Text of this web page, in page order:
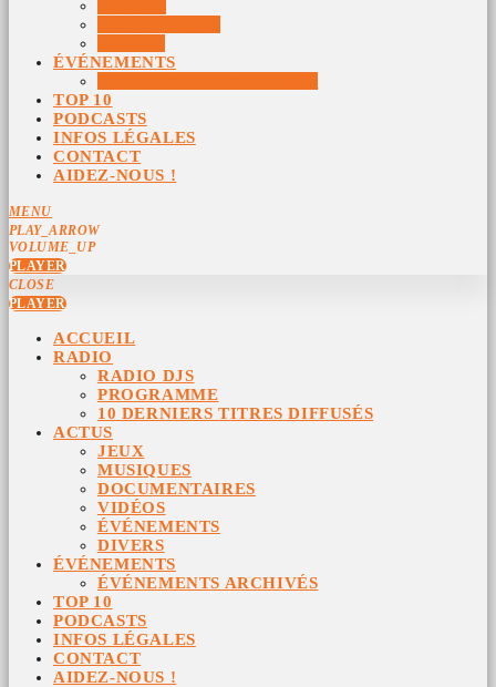
ÉVÉNEMENTS
TOP 10
PODCASTS
INFOS LÉGALES
CONTACT
AIDEZ-NOUS !
MENU
PLAY_ARROW
VOLUME_UP
PLAYER
CLOSE
PLAYER
ACCUEIL
RADIO
RADIO DJS
PROGRAMME
10 DERNIERS TITRES DIFFUSÉS
ACTUS
JEUX
MUSIQUES
DOCUMENTAIRES
VIDÉOS
ÉVÉNEMENTS
DIVERS
ÉVÉNEMENTS
ÉVÉNEMENTS ARCHIVÉS
TOP 10
PODCASTS
INFOS LÉGALES
CONTACT
AIDEZ-NOUS !